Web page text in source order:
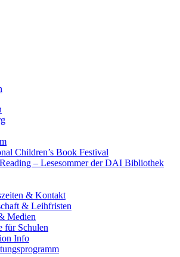
Children’s Book Festival
– Lesesommer der DAI Bibliothek
& Kontakt
& Leihfristen
Medien
für Schulen
Info